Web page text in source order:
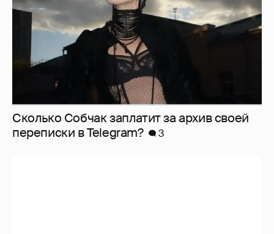
Сколько Собчак заплатит за архив своей
перeписки в Telegram?
3